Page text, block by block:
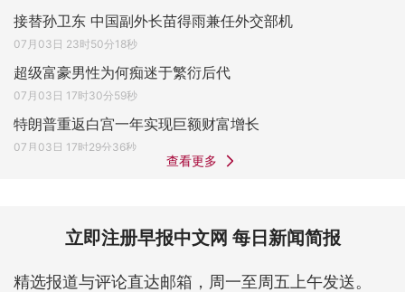
接替孙卫东 中国副外长苗得雨兼任外交部机
07月03日 23时50分18秒
超级富豪男性为何痴迷于繁衍后代
07月03日 17时30分59秒
特朗普重返白宫一年实现巨额财富增长
07月03日 17时29分36秒
查看更多
立即注册早报中文网 每日新闻简报
精选报道与评论直达邮箱，周一至周五上午发送。